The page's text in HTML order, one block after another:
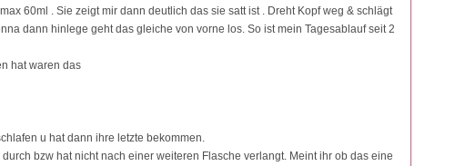
60ml . Sie zeigt mir dann deutlich das sie satt ist . Dreht Kopf weg & schlägt
dann hinlege geht das gleiche von vorne los. So ist mein Tagesablauf seit 2
hat waren das
u hat dann ihre letzte bekommen.
bzw hat nicht nach einer weiteren Flasche verlangt. Meint ihr ob das eine